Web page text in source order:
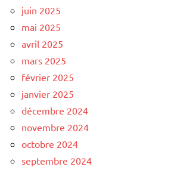
juin 2025
mai 2025
avril 2025
mars 2025
février 2025
janvier 2025
décembre 2024
novembre 2024
octobre 2024
septembre 2024